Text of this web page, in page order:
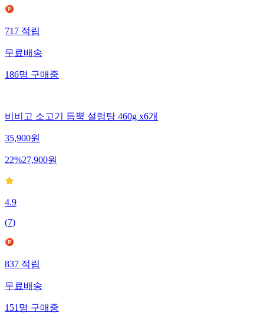
717적립
무료배송
186명구매중
비비고 소고기 듬뿍 설렁탕 460g x6개
35,900원
22%27,900원
4.9
(7)
837적립
무료배송
151명구매중